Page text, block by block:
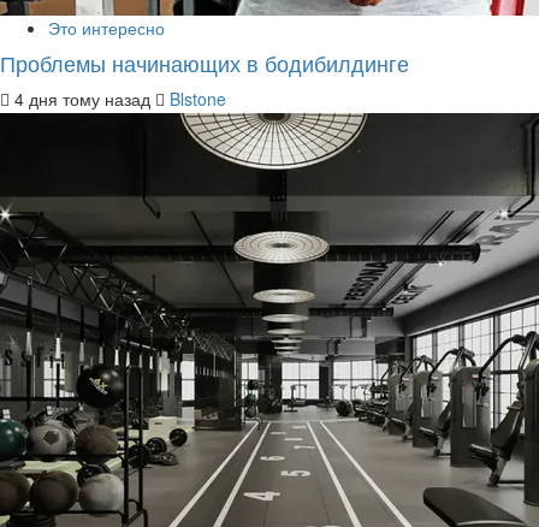
Это интересно
Проблемы начинающих в бодибилдинге
4 дня тому назад Blstone